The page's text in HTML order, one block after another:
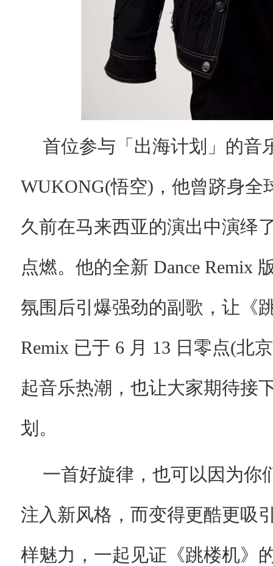
首位参与「出海计划」的音
WUKONG(悟空)，他曾跻身全
久前在马来西亚的演出中演绎
点燃。他的全新 Dance Remix
氛围后引爆强劲的副歌，让《
Remix 已于 6 月 13 日零点(北
起音乐热潮，也让大家期待接
划。
一首好旋律，也可以因为你
注入新风格，而变得更酷更吸
样魅力，一起见证《跳楼机》